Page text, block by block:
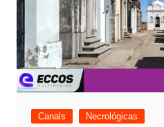
Canals Necrológicas